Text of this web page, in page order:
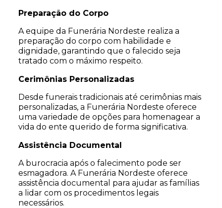
Preparação do Corpo
A equipe da Funerária Nordeste realiza a
preparação do corpo com habilidade e
dignidade, garantindo que o falecido seja
tratado com o máximo respeito.
Cerimônias Personalizadas
Desde funerais tradicionais até cerimônias mais
personalizadas, a Funerária Nordeste oferece
uma variedade de opções para homenagear a
vida do ente querido de forma significativa.
Assistência Documental
A burocracia após o falecimento pode ser
esmagadora. A Funerária Nordeste oferece
assistência documental para ajudar as famílias
a lidar com os procedimentos legais
necessários.